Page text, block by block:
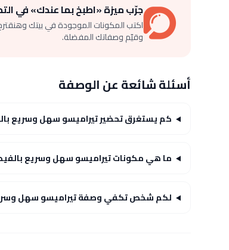
جرّب ميزة «اطبخ بما عندك» في
اكتب المكونات الموجودة في بيتك
وقيّم وصفاتك المفضلة.
أسئلة شائعة عن الوصفة
كم يستغرق تحضير تيراميسو سهل وسريع
ما هي مكونات تيراميسو سهل وسريع
لكم شخص تكفي وصفة تيراميسو سهل